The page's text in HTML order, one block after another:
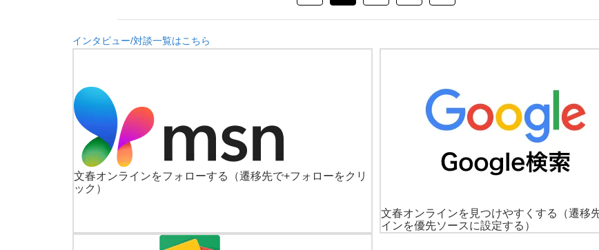
インタビュー/対談一覧はこちら
文春オンラインをフォローする
（遷移先で+フォローをクリ
ック）
文春オンラインを見つけやすくする
（遷移
インを優先ソースに設定する）